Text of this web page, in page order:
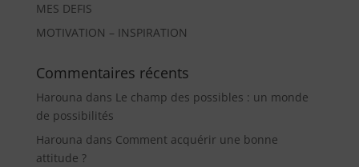
MES DEFIS
MOTIVATION – INSPIRATION
Commentaires récents
Harouna dans Le champ des possibles : un monde
de possibilités
Harouna dans Comment acquérir une bonne
attitude ?